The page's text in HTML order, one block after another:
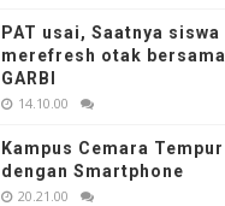
PAT usai, Saatnya siswa
merefresh otak bersama
GARBI
14.10.00
Kampus Cemara Tempur
dengan Smartphone
20.21.00